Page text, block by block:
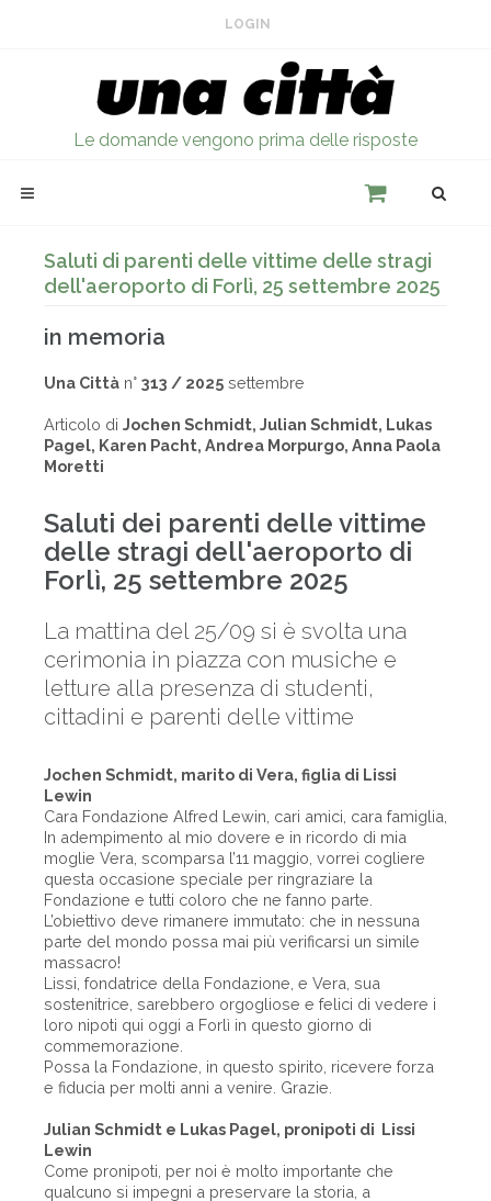
LOGIN
Le domande vengono prima delle risposte
Saluti di parenti delle vittime delle stragi
dell'aeroporto di Forlì, 25 settembre 2025
in memoria
Una Città n° 313 / 2025 settembre
Articolo di Jochen Schmidt, Julian Schmidt, Lukas
Pagel, Karen Pacht, Andrea Morpurgo, Anna Paola
Moretti
Saluti dei parenti delle vittime
delle stragi dell'aeroporto di
Forlì, 25 settembre 2025
La mattina del 25/09 si è svolta una
cerimonia in piazza con musiche e
letture alla presenza di studenti,
cittadini e parenti delle vittime
Jochen Schmidt, marito di Vera, figlia di Lissi
Lewin
Cara Fondazione Alfred Lewin, cari amici, cara famiglia,
In adempimento al mio dovere e in ricordo di mia
moglie Vera, scomparsa l’11 maggio, vorrei cogliere
questa occasione speciale per ringraziare la
Fondazione e tutti coloro che ne fanno parte.
L’obiettivo deve rimanere immutato: che in nessuna
parte del mondo possa mai più verificarsi un simile
massacro!
Lissi, fondatrice della Fondazione, e Vera, sua
sostenitrice, sarebbero orgogliose e felici di vedere i
loro nipoti qui oggi a Forlì in questo giorno di
commemorazione.
Possa la Fondazione, in questo spirito, ricevere forza
e fiducia per molti anni a venire. Grazie.
Julian Schmidt e Lukas Pagel, pronipoti di Lissi
Lewin
Come pronipoti, per noi è molto importante che
qualcuno si impegni a preservare la storia, a